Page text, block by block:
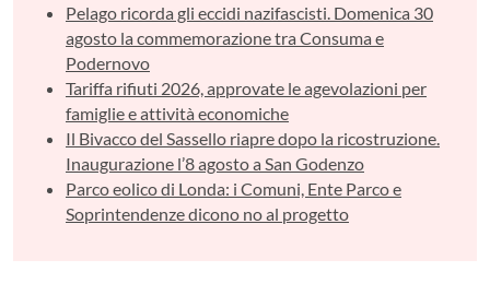
Pelago ricorda gli eccidi nazifascisti. Domenica 30
agosto la commemorazione tra Consuma e
Podernovo
Tariffa rifiuti 2026, approvate le agevolazioni per
famiglie e attività economiche
Il Bivacco del Sassello riapre dopo la ricostruzione.
Inaugurazione l’8 agosto a San Godenzo
Parco eolico di Londa: i Comuni, Ente Parco e
Soprintendenze dicono no al progetto